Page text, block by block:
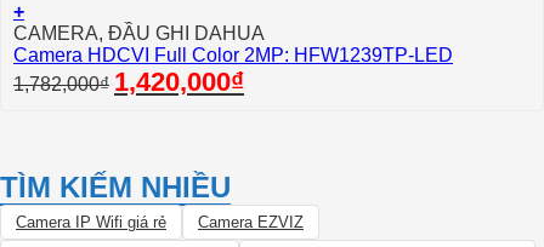
+
CAMERA, ĐẦU GHI DAHUA
Camera HDCVI Full Color 2MP: HFW1239TP-LED
1,782,000₫ Giá
gốc
1,420,000₫Giá
hiện
TÌM KIẾM NHIỀU
Camera IP Wifi giá rẻ
Camera EZVIZ